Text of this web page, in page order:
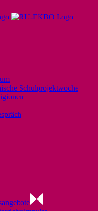
Schulprojektwoche